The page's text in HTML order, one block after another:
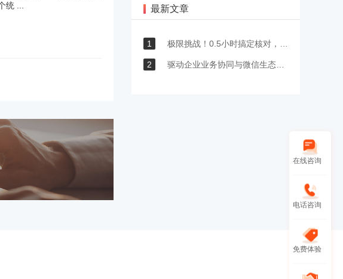
统 ...
最新文章
1 极限挑战！0.5小时搞定核对，七巧助力汽车模具企业实时协同保交付
2 驱动企业业务协同与微信生态融合，重塑高效运营新范式
在线咨询
电话咨询
免费体验